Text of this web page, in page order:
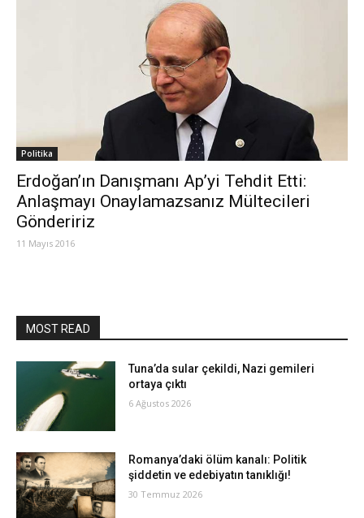
Politika
Erdoğan’ın Danışmanı Ap’yi Tehdit Etti:
Anlaşmayı Onaylamazsanız Mültecileri
Göndeririz
11 Mayıs 2016
MOST READ
Tuna’da sular çekildi, Nazi gemileri
ortaya çıktı
6 Ağustos 2026
Romanya’daki ölüm kanalı: Politik
şiddetin ve edebiyatın tanıklığı!
30 Temmuz 2026